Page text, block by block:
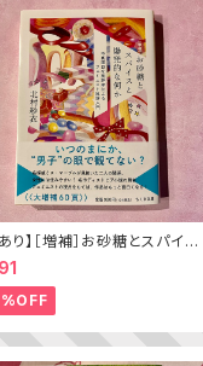
り】［増補］お砂糖とスパイス
発的な何か ——不真面目な
によるフェミニスト批評入門